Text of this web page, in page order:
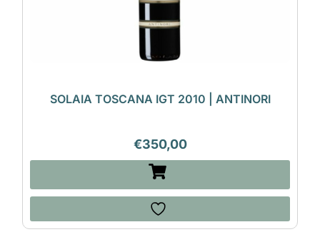
SOLAIA TOSCANA IGT 2010 | ANTINORI
€350,00